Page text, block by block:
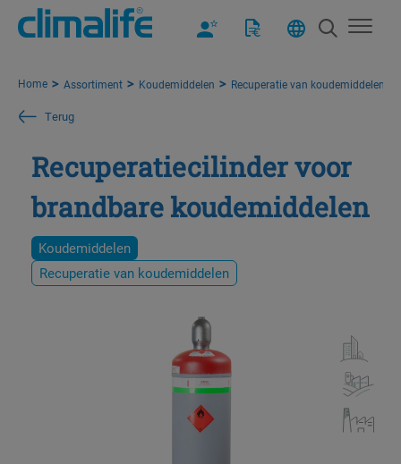
Home Assortiment Koudemiddelen Recuperatie van koudemiddelen
Terug
Recuperatiecilinder voor
brandbare koudemiddelen
Koudemiddelen
Recuperatie van koudemiddelen